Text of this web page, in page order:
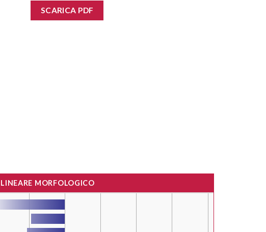
SCARICA PDF
LINEARE MORFOLOGICO